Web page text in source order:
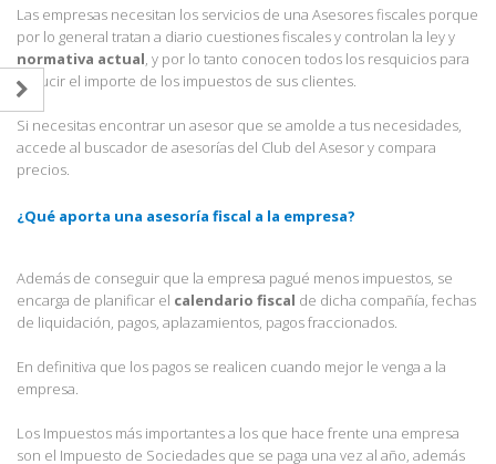
Las empresas necesitan los servicios de una Asesores fiscales porque
por lo general tratan a diario cuestiones fiscales y controlan la ley y
normativa actual, y por lo tanto conocen todos los resquicios para
reducir el importe de los impuestos de sus clientes.
Si necesitas encontrar un asesor que se amolde a tus necesidades,
accede al buscador de asesorías del Club del Asesor y compara
precios.
¿Qué aporta una asesoría fiscal a la empresa?
Además de conseguir que la empresa pagué menos impuestos, se
encarga de planificar el calendario fiscal de dicha compañía, fechas
de liquidación, pagos, aplazamientos, pagos fraccionados.
En definitiva que los pagos se realicen cuando mejor le venga a la
empresa.
Los Impuestos más importantes a los que hace frente una empresa
son el Impuesto de Sociedades que se paga una vez al año, además